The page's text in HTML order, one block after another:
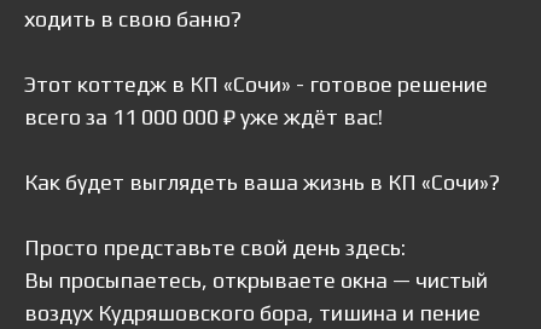
ходить в свою баню?
Этот коттедж в КП «Сочи» - готовое решение
всего за 11 000 000 ₽ уже ждёт вас!
Как будет выглядеть ваша жизнь в КП «Сочи»?
Просто представьте свой день здесь:
Вы просыпаетесь, открываете окна — чистый
воздух Кудряшовского бора, тишина и пение